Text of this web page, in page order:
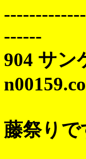
------
904 サン
藤祭りで